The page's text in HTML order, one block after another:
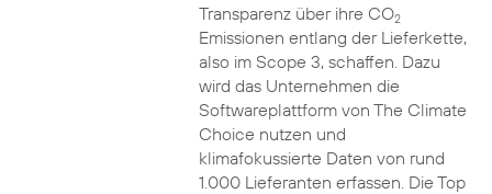
Transparenz über ihre CO2
Emissionen entlang der Lieferkette,
also im Scope 3, schaffen. Dazu
wird das Unternehmen die
Softwareplattform von The Climate
Choice nutzen und
klimafokussierte Daten von rund
1.000 Lieferanten erfassen. Die Top